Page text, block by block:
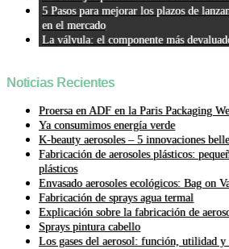
5 Pasos para mejorar los plazos de
en el mercado
La válvula: el componente más
Noticias Recientes
Proersa en ADF en la Paris Packaging
Ya consumimos energía verde
K-beauty aerosoles – 5 innovaciones
Fabricación de aerosoles plásticos:
plásticos
Envasado aerosoles ecológicos: Bag on
Fabricación de sprays agua termal
Explicación sobre la fabricación de
Sprays pintura cabello
Los gases del aerosol: función, utilidad y